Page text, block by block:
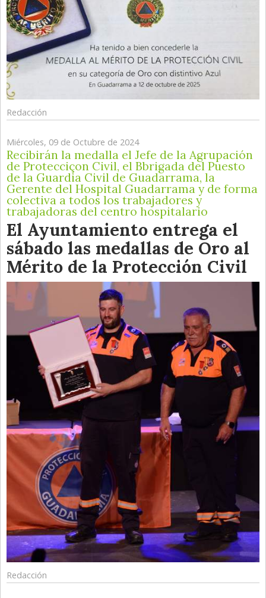
Redacción
Miércoles, 09 de Octubre de 2024
Recibirán la medalla el Jefe de la Agrupación
de Protecciçon Civil, el Bbrigada del Puesto
de la Guardia Civil de Guadarrama, la
Gerente del Hospital Guadarrama y de forma
colectiva a todos los trabajadores y
trabajadoras del centro hospitalario
El Ayuntamiento entrega el
sábado las medallas de Oro al
Mérito de la Protección Civil
Redacción